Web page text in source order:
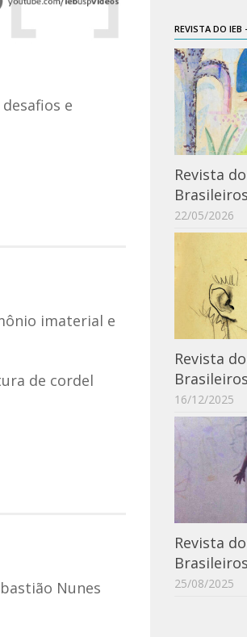
e
imaterial e
de cordel
Nunes
REVISTA DO IEB
Revista
22/05/2026
Revista
16/12/2025
Revista
25/08/2025